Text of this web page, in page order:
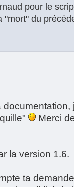
pour le
"mort" du
Merci
la version 1.6.
ta